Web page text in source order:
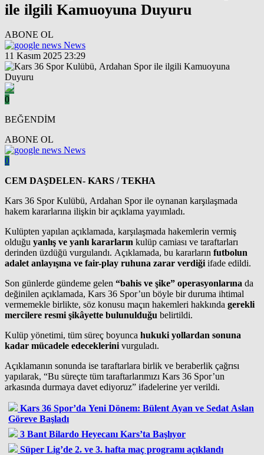
ile ilgili Kamuoyuna Duyuru
ABONE OL
News
11 Kasım 2025 23:29
0
BEĞENDİM
ABONE OL
News
0
CEM DAŞDELEN- KARS / TEKHA
Kars 36 Spor Kulübü, Ardahan Spor ile oynanan karşılaşmada
hakem kararlarına ilişkin bir açıklama yayımladı.
Kulüpten yapılan açıklamada, karşılaşmada hakemlerin vermiş
olduğu yanlış ve yanlı kararların kulüp camiası ve taraftarları
derinden üzdüğü vurgulandı. Açıklamada, bu kararların futbolun
adalet anlayışına ve fair-play ruhuna zarar verdiği ifade edildi.
Son günlerde gündeme gelen “bahis ve şike” operasyonlarına da
değinilen açıklamada, Kars 36 Spor’un böyle bir duruma ihtimal
vermemekle birlikte, söz konusu maçın hakemleri hakkında gerekli
mercilere resmi şikâyette bulunulduğu belirtildi.
Kulüp yönetimi, tüm süreç boyunca hukuki yollardan sonuna
kadar mücadele edeceklerini vurguladı.
Açıklamanın sonunda ise taraftarlara birlik ve beraberlik çağrısı
yapılarak, “Bu süreçte tüm taraftarlarımızı Kars 36 Spor’un
arkasında durmaya davet ediyoruz” ifadelerine yer verildi.
Kars 36 Spor’da Yeni Dönem: Bülent Ayan ve Sedat Aslan
Göreve Başladı
3 Bant Bilardo Heyecanı Kars’ta Başlıyor
Süper Lig’de 2. ve 3. hafta maç programı açıklandı